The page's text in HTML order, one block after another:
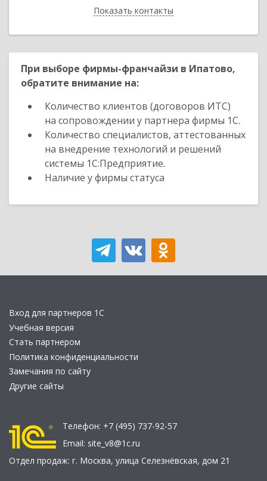
Показать контакты
Назад
При выборе фирмы-франчайзи в Ипатово,
обратите внимание на:
Количество клиентов (договоров ИТС)
на сопровождении у партнера фирмы 1С.
Количество специалистов, аттестованных
на внедрение технологий и решений
системы 1С:Предприятие.
Наличие у фирмы статуса
Вход для партнеров 1С
Учебная версия
Стать партнером
Политика конфиденциальности
Замечания по сайту
Другие сайты
Телефон: +7 (495) 737-92-57
Email: site_v8@1c.ru
Отдел продаж: г. Москва, улица Селезнёвская, дом 21